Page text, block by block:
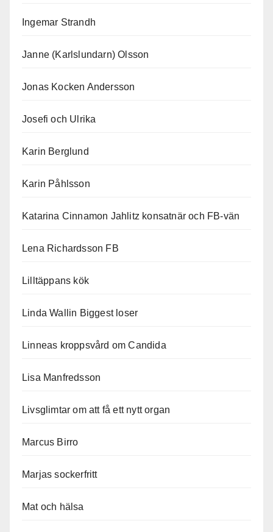
Ingemar Strandh
Janne (Karlslundarn) Olsson
Jonas Kocken Andersson
Josefi och Ulrika
Karin Berglund
Karin Påhlsson
Katarina Cinnamon Jahlitz konsatnär och FB-vän
Lena Richardsson FB
Lilltäppans kök
Linda Wallin Biggest loser
Linneas kroppsvård om Candida
Lisa Manfredsson
Livsglimtar om att få ett nytt organ
Marcus Birro
Marjas sockerfritt
Mat och hälsa